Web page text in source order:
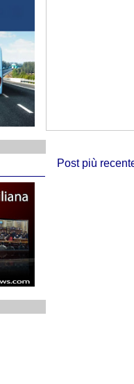
Post più